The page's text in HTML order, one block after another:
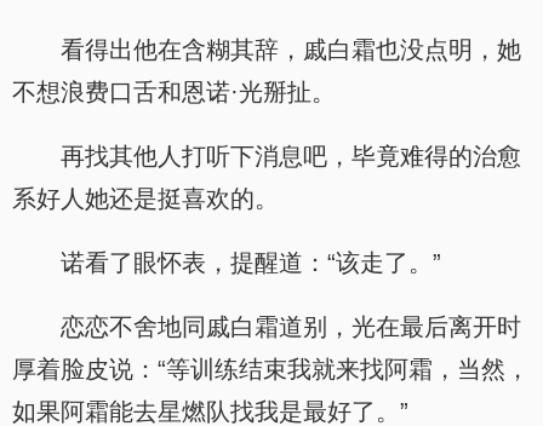
看得出他在含糊其辞，戚白霜也没点明，她
不想浪费口舌和恩诺·光掰扯。
再找其他人打听下消息吧，毕竟难得的治愈
系好人她还是挺喜欢的。
诺看了眼怀表，提醒道：“该走了。”
恋恋不舍地同戚白霜道别，光在最后离开时
厚着脸皮说：“等训练结束我就来找阿霜，当然，
如果阿霜能去星燃队找我是最好了。”